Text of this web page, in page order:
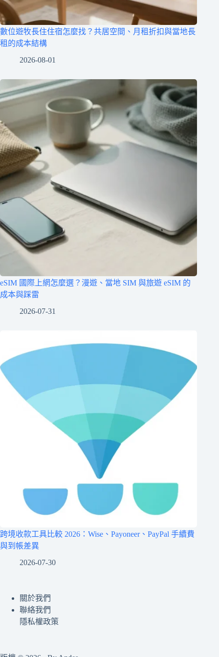
數位遊牧長住住宿怎麼找？共居空間、月租折扣與當地長
租的成本結構
2026-08-01
eSIM 國際上網怎麼選？漫遊、當地 SIM 與旅遊 eSIM 的
成本與踩雷
2026-07-31
跨境收款工具比較 2026：Wise、Payoneer、PayPal 手續費
與到帳差異
2026-07-30
關於我們
聯絡我們
隱私權政策